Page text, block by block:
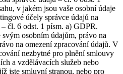
v jakém jsou vaše osobní údaje
účely správce údajů na
čl. 6 odst. 1 písm. a) GDPR.
osobním údajům, právo na
na omezení zpracování údajů. V
nezbytné pro plnění smlouvy
a vzdělávacích služeb nebo
jste smluvní stranou, nebo pro